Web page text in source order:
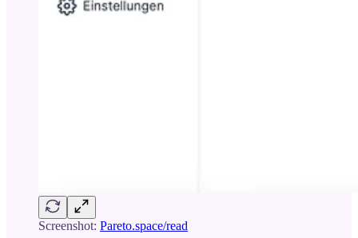
Screenshot: Pareto.space/read